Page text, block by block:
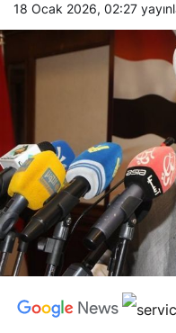
18 Ocak 2026, 02:27